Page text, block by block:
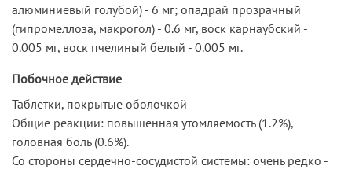
алюминиевый голубой) - 6 мг; опадрай прозрачный
(гипромеллоза, макрогол) - 0.6 мг, воск карнаубский -
0.005 мг, воск пчелиный белый - 0.005 мг.
Побочное действие
Таблетки, покрытые оболочкой
Общие реакции: повышенная утомляемость (1.2%),
головная боль (0.6%).
Со стороны сердечно-сосудистой системы: очень редко -